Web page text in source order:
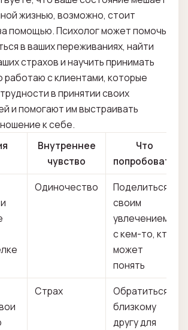
жизнью, возможно, стоит
помощью. Психолог может помочь
в ваших переживаниях, найти
страхов и научить принимать
работаю с клиентами, которые
в принятии своих
и помогают им выстраивать
к себе.
Внутреннее
чувство
Что
попробовать
Одиночество
Поделиться
своим
увлечением
с кем-то, кто
может
понять
Страх
Обратиться к
близкому
другу для